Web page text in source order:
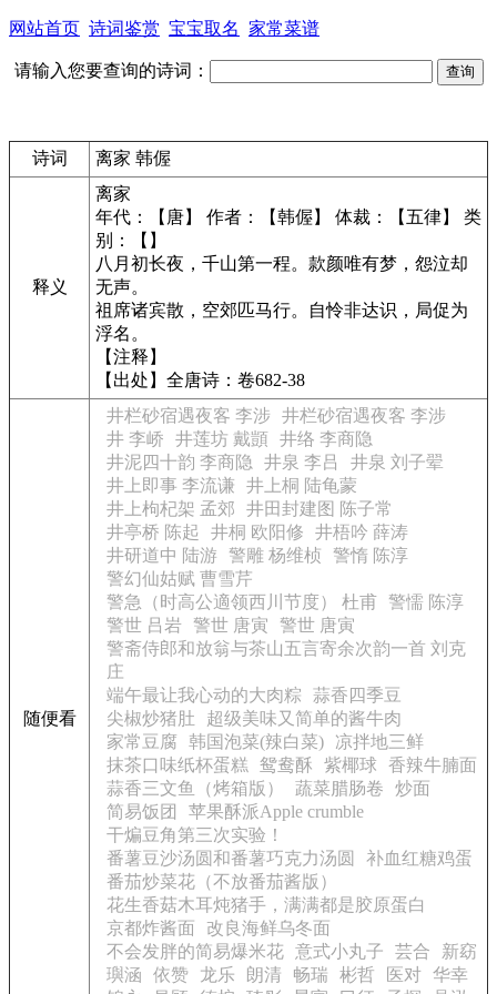
网站首页 诗词鉴赏 宝宝取名 家常菜谱
请输入您要查询的诗词：
诗词 离家 韩偓
释义
离家
年代：【唐】 作者：【韩偓】 体裁：【五律】 类
别：【】
八月初长夜，千山第一程。款颜唯有梦，怨泣却
无声。
祖席诸宾散，空郊匹马行。自怜非达识，局促为
浮名。
【注释】
【出处】全唐诗：卷682-38
随便看
井栏砂宿遇夜客 李涉
井栏砂宿遇夜客 李涉
井 李峤
井莲坊 戴顗 井络 李商隐
井泥四十韵 李商隐
井泉 李吕
井泉 刘子翚
井上即事 李流谦
井上桐 陆龟蒙
井上枸杞架 孟郊
井田封建图 陈子常
井亭桥 陈起
井桐 欧阳修
井梧吟 薛涛
井研道中 陆游
警雕 杨维桢
警惰 陈淳
警幻仙姑赋 曹雪芹
警急（时高公適领西川节度） 杜甫
警懦 陈淳
警世 吕岩
警世 唐寅
警世 唐寅
警斋侍郎和放翁与茶山五言寄余次韵一首 刘克
庄
端午最让我心动的大肉粽
蒜香四季豆
尖椒炒猪肚
超级美味又简单的酱牛肉
家常豆腐
韩国泡菜(辣白菜)
凉拌地三鲜
抹茶口味纸杯蛋糕
鸳鸯酥 紫椰球
香辣牛腩面
蒜香三文鱼（烤箱版）
蔬菜腊肠卷
炒面
简易饭团
苹果酥派Apple crumble
干煸豆角第三次实验！
番薯豆沙汤圆和番薯巧克力汤圆
补血红糖鸡蛋
番茄炒菜花（不放番茄酱版）
花生香菇木耳炖猪手，满满都是胶原蛋白
京都炸酱面
改良海鲜乌冬面
不会发胖的简易爆米花 意式小丸子 芸合
新窈
璵涵
依赞 龙乐 朗清 畅瑞 彬哲 医对 华幸